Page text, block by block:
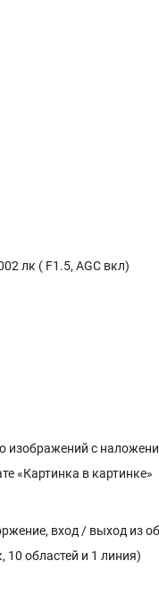
лк ( F1.5, AGC вкл)
изображений с
«Картинка в картинке»
вход / выход из
10 областей и 1 линия)